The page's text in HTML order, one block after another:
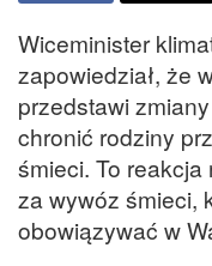
Wiceminister
zapowiedział, że
przedstawi
chronić rodziny
śmieci. To
za wywóz śmieci,
obowiązywać w